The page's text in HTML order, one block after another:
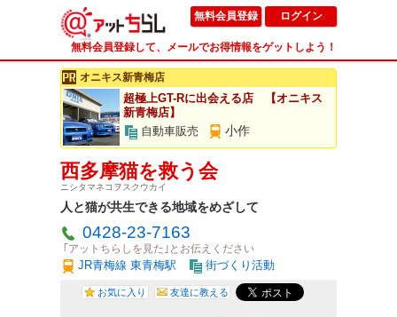
無料会員登録 ログイン
無料会員登録して、メールでお得情報をゲットしよう！
オニキス新青梅店
超極上GT-Rに出会える店 【オニキス
新青梅店】
自動車販売
小作
西多摩猫を救う会
ニシタマネコヲスクウカイ
人と猫が共生できる地域をめざして
0428-23-7163
｢アットちらしを見た｣とお伝えください
JR青梅線 東青梅駅 街づくり活動
お気に入り 友達に教える